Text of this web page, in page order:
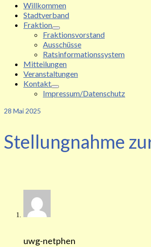
Willkommen
Stadtverband
Fraktion
Fraktionsvorstand
Ausschüsse
Ratsinformationssystem
Mitteilungen
Veranstaltungen
Kontakt
Impressum/Datenschutz
28 Mai 2025
Stellungnahme
uwg-netphen